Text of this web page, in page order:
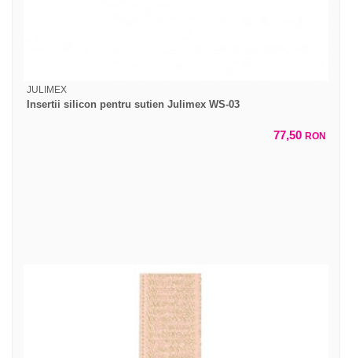
JULIMEX
Insertii silicon pentru sutien Julimex WS-03
77,50 RON